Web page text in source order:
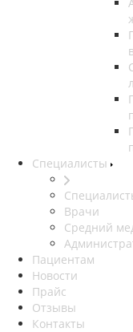
Специалисты
Врачи
Средний
Пациентам
Новости
Прайс
Отзывы
Контакты